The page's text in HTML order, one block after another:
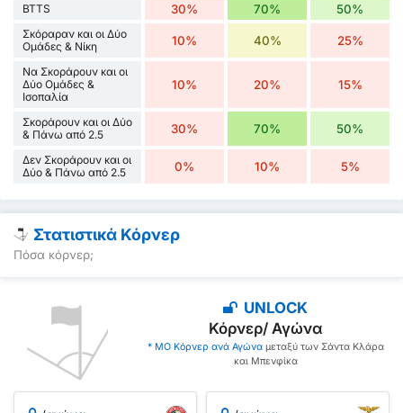
BTTS 30% 70% 50%
Σκόραραν και οι Δύο
Ομάδες & Νίκη
10% 40% 25%
Να Σκοράρουν και οι
Δύο Ομάδες &
Ισοπαλία
10% 20% 15%
Σκοράρουν και οι Δύο
& Πάνω από 2.5
30% 70% 50%
Δεν Σκοράρουν και οι
Δύο & Πάνω από 2.5
0% 10% 5%
Στατιστικά Κόρνερ
Πόσα κόρνερ;
UNLOCK
Κόρνερ/ Αγώνα
* ΜΟ Κόρνερ ανά Αγώνα μεταξύ των Σάντα Κλάρα
και Μπενφίκα